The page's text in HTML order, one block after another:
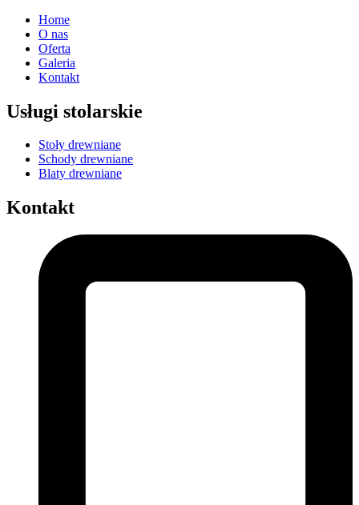
Home
O nas
Oferta
Galeria
Kontakt
Usługi stolarskie
Stoły drewniane
Schody drewniane
Blaty drewniane
Kontakt